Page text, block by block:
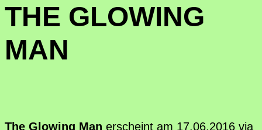
THE GLOWING
MAN
The Glowing Man erscheint am 17.06.2016 via